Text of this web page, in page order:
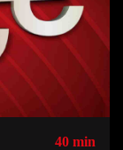
40 min